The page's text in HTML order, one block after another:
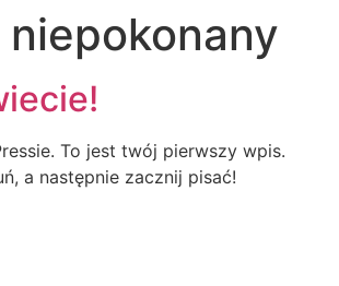
niepokonany
To jest twój pierwszy wpis.
a następnie zacznij pisać!